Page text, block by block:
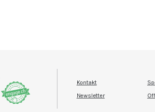
Kontakt
Newsletter